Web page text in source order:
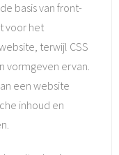
basis van front-
voor het
terwijl CSS
vormgeven ervan.
een website
inhoud en